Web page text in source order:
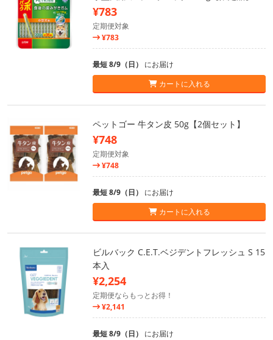
¥783
定期便対象
¥783
最短 8/9（日） にお届け
カートに入れる
ペットゴー 牛タン皮 50g【2個セット】
¥748
定期便対象
¥748
最短 8/9（日） にお届け
カートに入れる
ビルバック C.E.T.ベジデントフレッシュ S 15
本入
¥2,254
定期便ならもっとお得！
¥2,141
最短 8/9（日） にお届け